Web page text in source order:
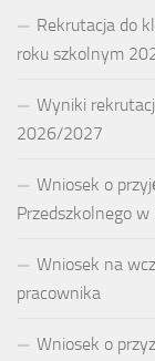
Rekrutacja do
roku szkolnym
Wyniki
2026/2027
Wniosek o
Przedszkolnego w
Wniosek na
pracownika
Wniosek o